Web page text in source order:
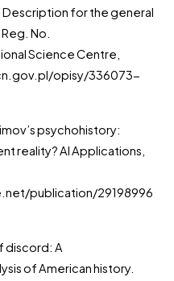
Description for the general
No.
Science Centre,
opisy/336073-
psychohistory:
reality? AI Applications,
publication/29198996
discord: A
of American history.